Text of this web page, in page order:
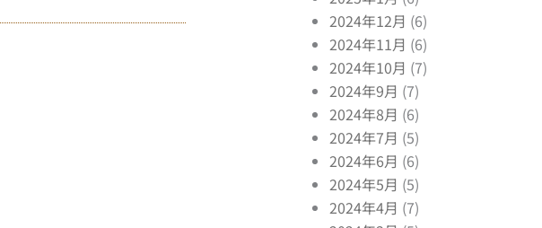
2024年12月 (6)
2024年11月 (6)
2024年10月 (7)
2024年9月 (7)
2024年8月 (6)
2024年7月 (5)
2024年6月 (6)
2024年5月 (5)
2024年4月 (7)